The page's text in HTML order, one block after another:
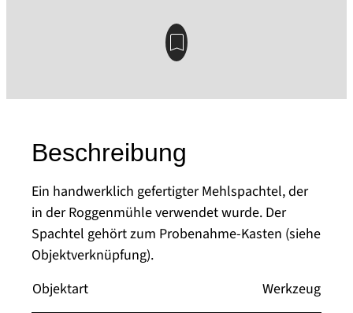
Beschreibung
Ein handwerklich gefertigter Mehlspachtel, der
in der Roggenmühle verwendet wurde. Der
Spachtel gehört zum Probenahme-Kasten (siehe
Objektverknüpfung).
Objektart
Werkzeug